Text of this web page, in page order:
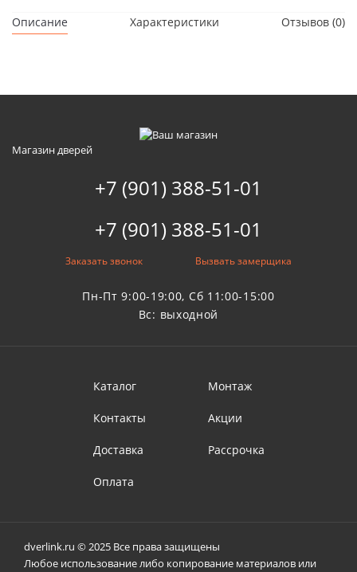
Описание Характеристики Отзывов (0)
Магазин дверей
+7 (901) 388-51-01
+7 (901) 388-51-01
Заказать звонок Вызвать замерщика
Пн-Пт 9:00-19:00, Сб 11:00-15:00
Вс: выходной
Каталог
Контакты
Доставка
Оплата
Монтаж
Акции
Рассрочка
dverlink.ru © 2025 Все права защищены
Любое использование либо копирование материалов или